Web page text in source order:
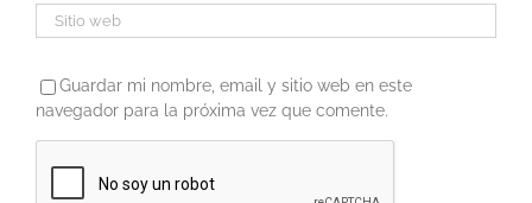
Guardar mi nombre, email y sitio web en este
navegador para la próxima vez que comente.